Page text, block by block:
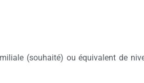
(souhaité) ou équivalent de